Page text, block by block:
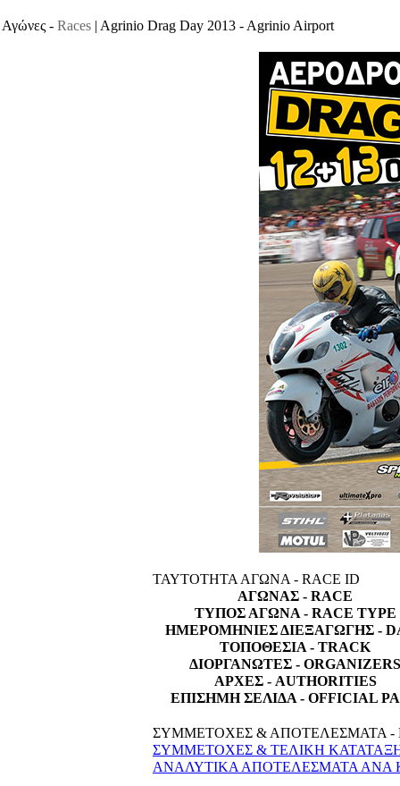
Αγώνες - Races | Agrinio Drag Day 2013 - Agrinio Airport
ΤΑΥΤΟΤΗΤΑ ΑΓΩΝΑ - RACE ID
ΑΓΩΝΑΣ - RACE
ΤΥΠΟΣ ΑΓΩΝΑ - RACE TYPE
ΗΜΕΡΟΜΗΝΙΕΣ ΔΙΕΞΑΓΩΓΗΣ -
ΤΟΠΟΘΕΣΙΑ - TRACK
ΔΙΟΡΓΑΝΩΤΕΣ - ORGANIZERS
ΑΡΧΕΣ - AUTHORITIES
ΕΠΙΣΗΜΗ ΣΕΛΙΔΑ - OFFICIAL
ΣΥΜΜΕΤΟΧΕΣ & ΑΠΟΤΕΛΕΣΜΑΤΑ -
ΣΥΜΜΕΤΟΧΕΣ & ΤΕΛΙΚΗ ΚΑΤΑΤΑΞΗ -
ΑΝΑΛΥΤΙΚΑ ΑΠΟΤΕΛΕΣΜΑΤΑ ΑΝΑ